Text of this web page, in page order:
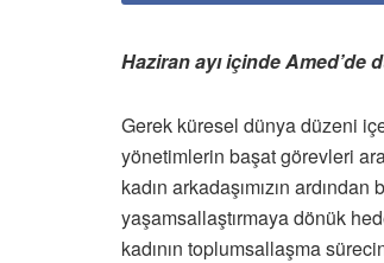
Haziran ayı içinde Amed’de
Gerek küresel dünya düzeni
yönetimlerin başat görevleri
kadın arkadaşımızın
yaşamsallaştırmaya dönük
kadının toplumsallaşma